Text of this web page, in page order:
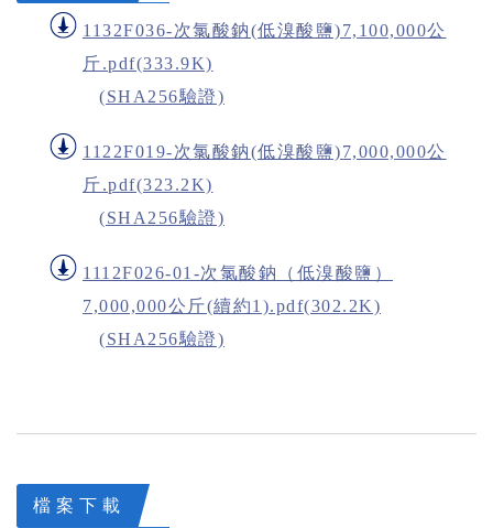
1132F036-次氯酸鈉(低溴酸鹽)7,100,000公
斤.pdf(333.9K)
(SHA256驗證)
1122F019-次氯酸鈉(低溴酸鹽)7,000,000公
斤.pdf(323.2K)
(SHA256驗證)
1112F026-01-次氯酸鈉（低溴酸鹽）
7,000,000公斤(續約1).pdf(302.2K)
(SHA256驗證)
檔案下載